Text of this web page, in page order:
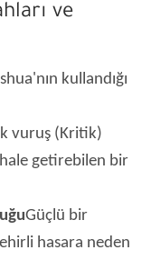
ve
kullandığı
vuruş (Kritik)
hale getirebilen bir
Güçlü bir
hasara neden